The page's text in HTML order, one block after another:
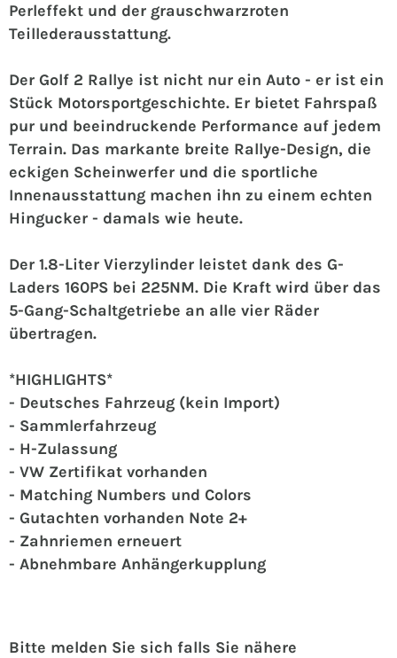
Perleffekt und der grauschwarzroten
Teillederausstattung.
Der Golf 2 Rallye ist nicht nur ein Auto - er ist ein
Stück Motorsportgeschichte. Er bietet Fahrspaß
pur und beeindruckende Performance auf jedem
Terrain. Das markante breite Rallye-Design, die
eckigen Scheinwerfer und die sportliche
Innenausstattung machen ihn zu einem echten
Hingucker - damals wie heute.
Der 1.8-Liter Vierzylinder leistet dank des G-
Laders 160PS bei 225NM. Die Kraft wird über das
5-Gang-Schaltgetriebe an alle vier Räder
übertragen.
*HIGHLIGHTS*
- Deutsches Fahrzeug (kein Import)
- Sammlerfahrzeug
- H-Zulassung
- VW Zertifikat vorhanden
- Matching Numbers und Colors
- Gutachten vorhanden Note 2+
- Zahnriemen erneuert
- Abnehmbare Anhängerkupplung
Bitte melden Sie sich falls Sie nähere